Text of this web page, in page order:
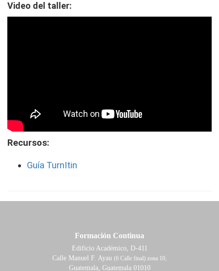
Video del taller:
Recursos:
Guía TurnItin
Formación Continua
Edificio Académico, D-411
Calle Manuel F. Ayau (6 Calle final) zona 10,
Guatemala, Guatemala 01010